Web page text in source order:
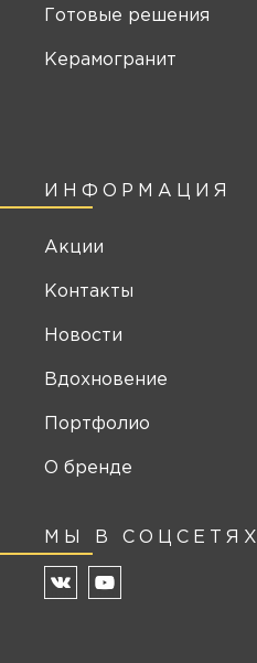
ИНФОРМАЦИЯ
Акции
Контакты
Новости
Вдохновение
Портфолио
О бренде
МЫ В СОЦСЕТЯХ
Готовые решения
Керамогранит